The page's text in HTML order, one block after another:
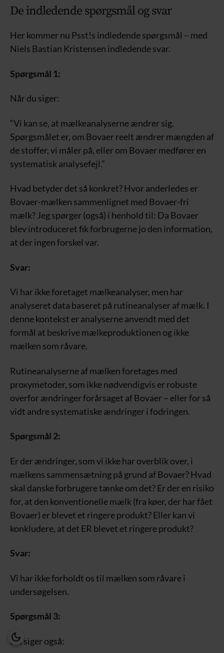
De indledende spørgsmål og svar
Her kommer nu Psst!s indledende spørgsmål – med
Niels Bastian Kristensen indledende svar.
Spørgsmål 1:
Når du siger:
“Vi kan se, at mælkeanalyserne ændrer sig.
Spørgsmålet er, om Bovaer reelt ændrer mængden af
de stoffer, vi måler på, eller om Bovaer medfører en
systematisk analysefejl.”
Hvad betyder det så konkret? Hvor anderledes er
Bovaer-mælken sammenlignet med Bovaer-fri
mælk? Jeg spørger (også) i henhold til: Da Bovaer
blev introduceret fik forbrugerne jo den information,
at der ingen forskel var.
Svar:
Vi har ikke foretaget mælkeanalyser, men har
analyseret data baseret på rutineanalyser af mælk. I
denne kontekst er analyserne anvendt med det
formål at beskrive mælkeproduktionen og ikke
mælken som råvare.
Rutineanalyserne af mælken foretages med
proxymetoder, som ikke nødvendigvis er robuste
overfor ændringer forårsaget af Bovaer – eller for så
vidt andre systematiske ændringer i fodringen.
Spørgsmål 2:
Er der ændringer, som vi ikke har overblik over, i
mælkens sammensætning på grund af Bovaer? Hvad
skal danske forbrugere tænke om det? Er der en risiko
for, at den konventionelle mælk (fra køer, der har fået
Bovaer) er blevet et ringere produkt? Eller kan vi
konkludere, at det ER blevet et ringere produkt?
Svar:
Vi har ikke forholdt os til mælken som råvare i
undersøgelsen.
Spørgsmål 3:
Du siger også: